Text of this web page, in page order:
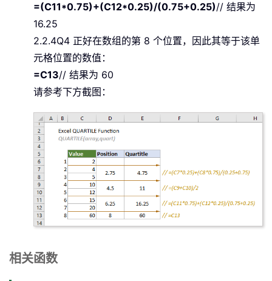
=(C11*0.75)+(C12*0.25)/(0.75+0.25)// 结果为
16.25
2.2.4Q4 正好在数组的第 8 个位置，因此其等于该单
元格位置的数值：
=C13// 结果为 60
请参考下方截图：
相关函数